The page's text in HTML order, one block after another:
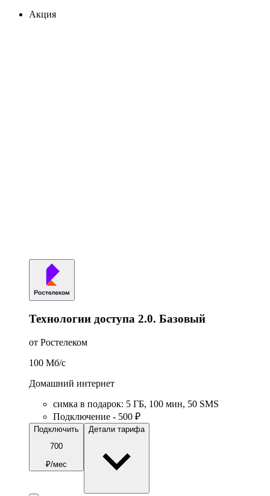
Акция
Технологии доступа 2.0. Базовый
от Ростелеком
100 Мб/c
Домашний интернет
симка в подарок: 5 ГБ, 100 мин, 50 SMS
Подключение - 500 ₽
Подключить
700
₽/мес
Детали тарифа